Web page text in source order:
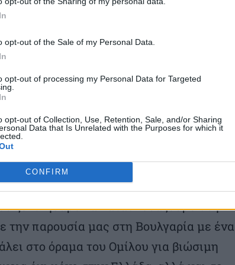
opt-out of the Sale of my Personal Data.
opt-out of processing my Personal Data for Targeted
opt-out of Collection, Use, Retention, Sale, and/or Sharing
Data that Is Unrelated with the Purposes for which it
CONFIRM
του έργου αναμένεται να
να καλύψει τις ενεργειακές ανάγκες
ενώ με τη λειτουργία του έργου
περίπου 70 χιλιάδων τόνων CO2
ΑΠΕ Ομίλου ΔΕΗ, κ. Κωνσταντίνος
προχωρά με σταθερά βήματα στην
στη Νοτιοανατολική Ευρώπη, όπως έχει
πλάνο 2025 – 2027. Μετά τον
ξεκινήσαμε να κατασκευάζουμε στην
την παρουσία μας στη Βουλγαρία με ένα
στο όραμα του Ομίλου για βιώσιμη